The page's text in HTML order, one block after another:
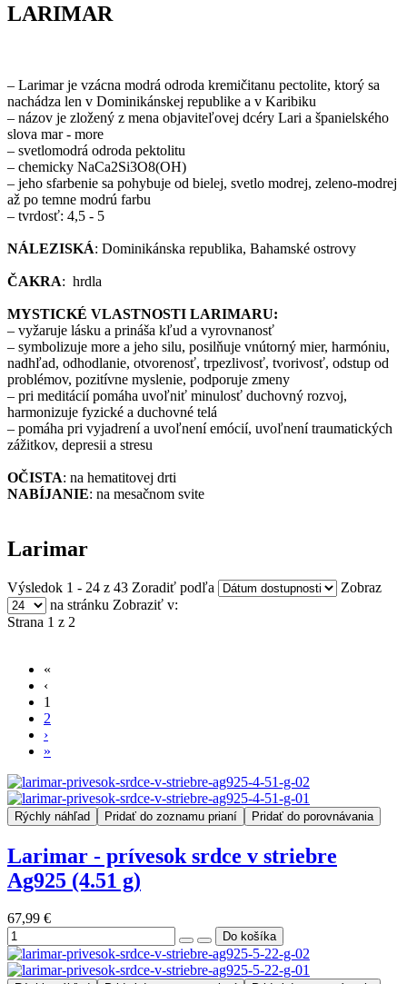
LARIMAR
– Larimar je vzácna modrá odroda kremičitanu pectolite, ktorý sa
nachádza len v Dominikánskej republike a v Karibiku
– názov je zložený z mena objaviteľovej dcéry Lari a španielského
slova mar - more
– svetlomodrá odroda pektolitu
– chemicky NaCa2Si3O8(OH)
– jeho sfarbenie sa pohybuje od bielej, svetlo modrej, zeleno-modrej
až po temne modrú farbu
– tvrdosť: 4,5 - 5
NÁLEZISKÁ: Dominikánska republika, Bahamské ostrovy
ČAKRA: hrdla
MYSTICKÉ VLASTNOSTI LARIMARU:
– vyžaruje lásku a prináša kľud a vyrovnanosť
– symbolizuje more a jeho silu, posilňuje vnútorný mier, harmóniu,
nadhľad, odhodlanie, otvorenosť, trpezlivosť, tvorivosť, odstup od
problémov, pozitívne myslenie, podporuje zmeny
– pri meditácií pomáha uvoľniť minulosť duchovný rozvoj,
harmonizuje fyzické a duchovné telá
– pomáha pri vyjadrení a uvoľnení emócií, uvoľnení traumatických
zážitkov, depresii a stresu
OČISTA: na hematitovej drti
NABÍJANIE: na mesačnom svite
Larimar
Výsledok 1 - 24 z 43 Zoradiť podľa
Zobraz
na stránku Zobraziť v:
Strana 1 z 2
«
‹
1
2
›
»
Rýchly náhľad Pridať do zoznamu prianí Pridať do porovnávania
Larimar - prívesok srdce v striebre
Ag925 (4.51 g)
67,99 €